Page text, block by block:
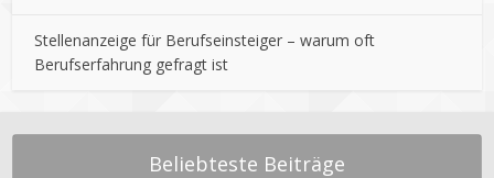
Stellenanzeige für Berufseinsteiger – warum oft
Berufserfahrung gefragt ist
Beliebteste Beiträge